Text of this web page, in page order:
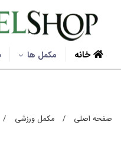
خانه مکمل ها
صفحه اصلی / مکمل ورزشی /